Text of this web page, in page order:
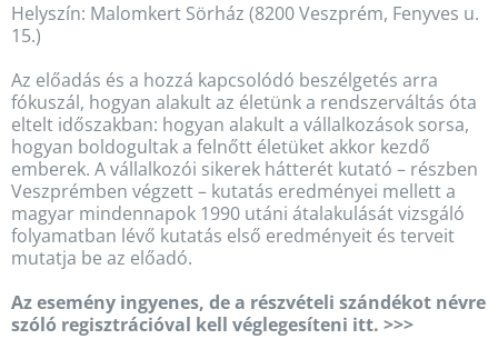
Helyszín: Malomkert Sörház (8200 Veszprém, Fenyves u.
15.)
Az előadás és a hozzá kapcsolódó beszélgetés arra
fókuszál, hogyan alakult az életünk a rendszerváltás óta
eltelt időszakban: hogyan alakult a vállalkozások sorsa,
hogyan boldogultak a felnőtt életüket akkor kezdő
emberek. A vállalkozói sikerek hátterét kutató – részben
Veszprémben végzett – kutatás eredményei mellett a
magyar mindennapok 1990 utáni átalakulását vizsgáló
folyamatban lévő kutatás első eredményeit és terveit
mutatja be az előadó.
Az esemény ingyenes, de a részvételi szándékot névre
szóló regisztrációval kell véglegesíteni itt. >>>